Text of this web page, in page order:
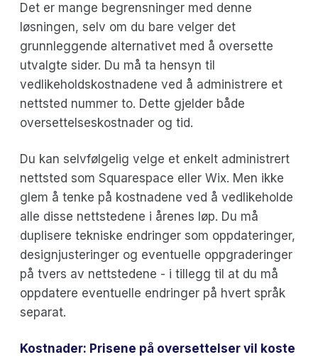
Det er mange begrensninger med denne
løsningen, selv om du bare velger det
grunnleggende alternativet med å oversette
utvalgte sider. Du må ta hensyn til
vedlikeholdskostnadene ved å administrere et
nettsted nummer to. Dette gjelder både
oversettelseskostnader og tid.
Du kan selvfølgelig velge et enkelt administrert
nettsted som Squarespace eller Wix. Men ikke
glem å tenke på kostnadene ved å vedlikeholde
alle disse nettstedene i årenes løp. Du må
duplisere tekniske endringer som oppdateringer,
designjusteringer og eventuelle oppgraderinger
på tvers av nettstedene - i tillegg til at du må
oppdatere eventuelle endringer på hvert språk
separat.
Kostnader: Prisene på oversettelser vil koste